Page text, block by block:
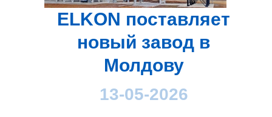
ELKON поставляет
новый завод в
Молдову
13-05-2026